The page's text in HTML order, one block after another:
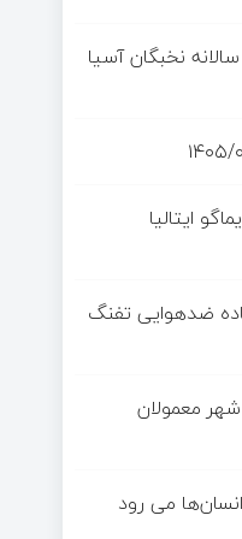
نخبگان آسیا
۱۵
ایتالیا
ضدهوایی تفنگ
معمولان
می رود